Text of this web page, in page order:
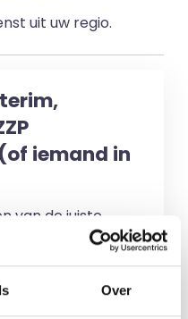
Over
uit uw regio.
iemand in
van de juiste
wij geen kosten.
Kosten worden
een professional